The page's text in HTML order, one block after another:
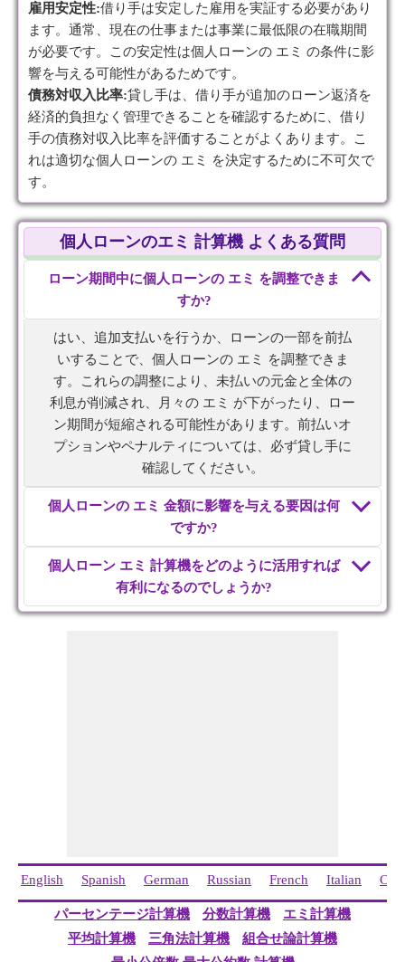
雇用安定性:借り手は安定した雇用を実証する必要があり
ます。通常、現在の仕事または事業に最低限の在職期間
が必要です。この安定性は個人ローンの エミ の条件に影
響を与える可能性があるためです。
債務対収入比率:貸し手は、借り手が追加のローン返済を
経済的負担なく管理できることを確認するために、借り
手の債務対収入比率を評価することがよくあります。こ
れは適切な個人ローンの エミ を決定するために不可欠で
す。
個人ローンのエミ 計算機 よくある質問
ローン期間中に個人ローンの エミ を調整できま
すか?
はい、追加支払いを行うか、ローンの一部を前払
いすることで、個人ローンの エミ を調整できま
す。これらの調整により、未払いの元金と全体の
利息が削減され、月々の エミ が下がったり、ロー
ン期間が短縮される可能性があります。前払いオ
プションやペナルティについては、必ず貸し手に
確認してください。
個人ローンの エミ 金額に影響を与える要因は何
ですか?
個人ローン エミ 計算機をどのように活用すれば
有利になるのでしょうか?
English Spanish German Russian French Italian
パーセンテージ計算機 分数計算機
エミ計算機
平均計算機
三角法計算機
組合せ論計算機